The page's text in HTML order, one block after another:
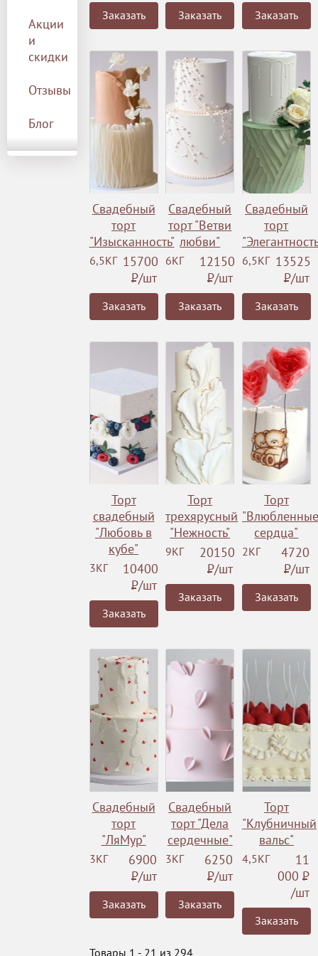
Акции
и
скидки
Отзывы
Блог
Заказать Заказать Заказать
Свадебный
торт
"Изысканность"
6,5КГ 15700
Р/шт
Заказать
Свадебный
торт "Ветви
любви"
6КГ
12150
Р/шт
Заказать
Свадебный
торт
6,5КГ 13525
Р/шт
Заказать
Торт
свадебный
"Любовь в
кубе"
3КГ
10400
Р/шт
Заказать
Торт
трехярусный
"Нежность"
9КГ
20150
Р/шт
Заказать
Торт
"Влюбленные
сердца"
2КГ
4720
Р/шт
Заказать
Свадебный
торт
"ЛяМур"
3КГ
6900
Р/шт
Заказать
Свадебный
торт "Дела
сердечные"
3КГ
6250
Р/шт
Заказать
Торт
"Клубничный
вальс"
4,5КГ
11
000 Р
/шт
Заказать
Товары 1 - 21 из 294